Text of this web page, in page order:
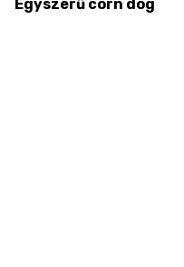
Egyszerű corn dog